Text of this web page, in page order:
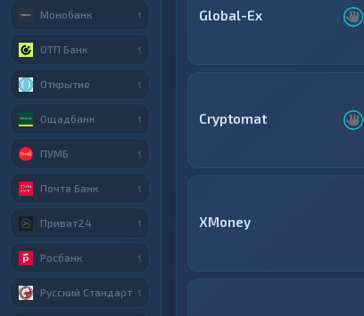
Global-Ex
Cryptomat
XMoney
Монобанк 1
ОТП Банк 1
Открытие 1
Ощадбанк 1
ПУМБ 1
Почта Банк 1
Приват24 1
Росбанк 1
Русский Стандарт 1